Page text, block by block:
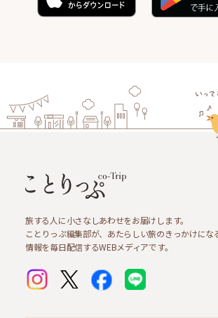
旅する人に小さなしあわせをお届けします。
ことりっぷ編集部が、あたらしい旅のきっかけにな
情報を毎日配信するWEBメディアです。